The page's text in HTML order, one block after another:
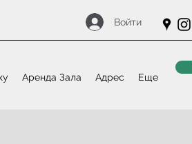
Войти
Аренда Зала Адрес Еще